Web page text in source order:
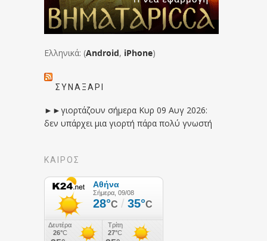
Ελληνικά: (Android, iPhone)
ΣΥΝΑΞΆΡΙ
►►γιορτάζουν σήμερα Κυρ 09 Αυγ 2026:
δεν υπάρχει μια γιορτή πάρα πολύ γνωστή
ΚΑΙΡΟΣ